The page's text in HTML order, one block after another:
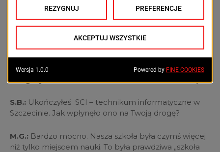
oficjalnych struktur, aby działać. Wiele osób
organizuje wydarzenia na własną rękę, a instytucje
takie jak MRM czy Sejmik chętnie oferują wsparcie. To
nie jest gra dla wybrańców – każdy, kto ma pomysł i
odwagę, może zmieniać rzeczywistość.
Wpływ technikum na rozwój
S.B.: Ukończyłeś SCI – technikum informatyczne w
Szczecinie. Jak wpłynęło ono na Twoją drogę?
M.G.: Bardzo mocno. Nasza szkoła była czymś więcej
niż tylko miejscem nauki. To była prawdziwa „szkoła